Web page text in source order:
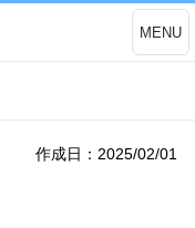
MENU
作成日：2025/02/01